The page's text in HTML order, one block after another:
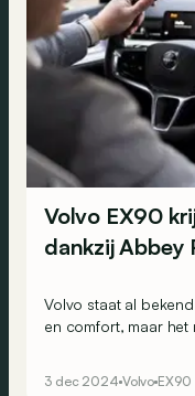
Volvo EX90
dankzij Abbey
Volvo staat al
en comfort, maar het
3 dec 2024 Volvo EX90